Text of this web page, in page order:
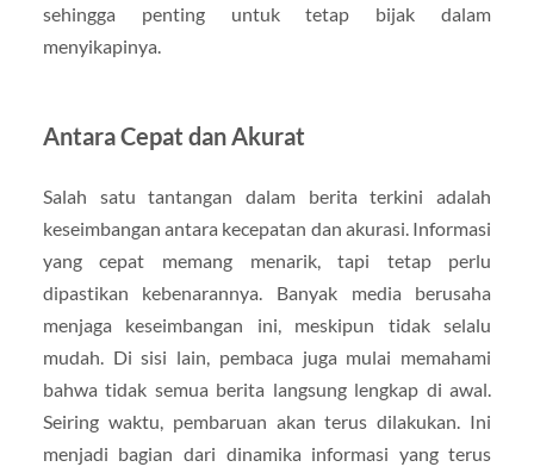
sehingga penting untuk tetap bijak dalam
menyikapinya.
Antara Cepat dan Akurat
Salah satu tantangan dalam berita terkini adalah
keseimbangan antara kecepatan dan akurasi. Informasi
yang cepat memang menarik, tapi tetap perlu
dipastikan kebenarannya. Banyak media berusaha
menjaga keseimbangan ini, meskipun tidak selalu
mudah. Di sisi lain, pembaca juga mulai memahami
bahwa tidak semua berita langsung lengkap di awal.
Seiring waktu, pembaruan akan terus dilakukan. Ini
menjadi bagian dari dinamika informasi yang terus